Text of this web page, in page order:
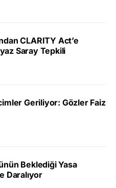
CLARITY Act’e
Saray Tepkili
Geriliyor: Gözler Faiz
Beklediği Yasa
Daralıyor